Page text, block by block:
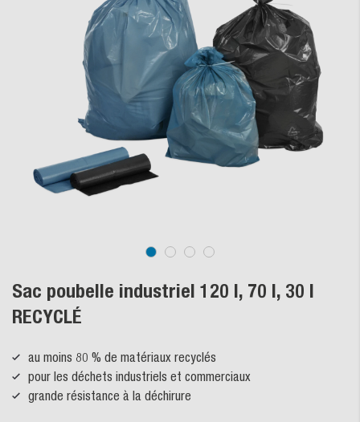
Sac poubelle industriel 120 l, 70 l, 30 l
RECYCLÉ
au moins 80 % de matériaux recyclés
pour les déchets industriels et commerciaux
grande résistance à la déchirure